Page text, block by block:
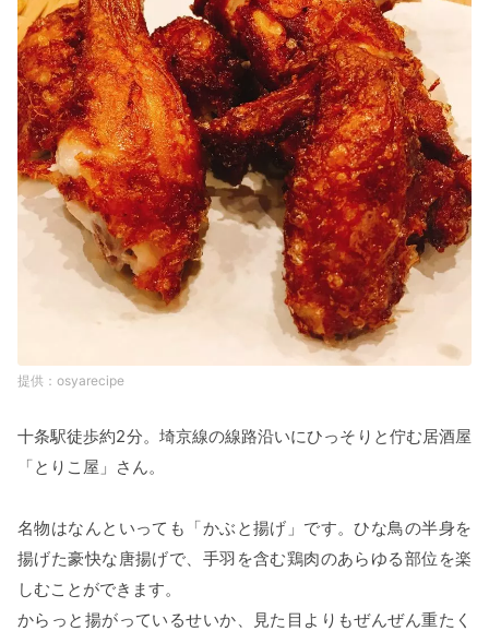
osyarecipe
十条駅徒歩約2分。埼京線の線路沿いにひっそりと佇む居酒屋
「とりこ屋」さん。
名物はなんといっても「かぶと揚げ」です。ひな鳥の半身を
揚げた豪快な唐揚げで、手羽を含む鶏肉のあらゆる部位を楽
しむことができます。
からっと揚がっているせいか、見た目よりもぜんぜん重たく